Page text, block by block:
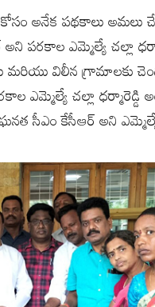
అనేక పథకాలు అమలు
పరకాల ఎమ్మెల్యే చల్లా
విలీన గ్రామాలకు
ఎమ్మెల్యే చల్లా ధర్మారెడ్డి
సీఎం కేసీఆర్ అని